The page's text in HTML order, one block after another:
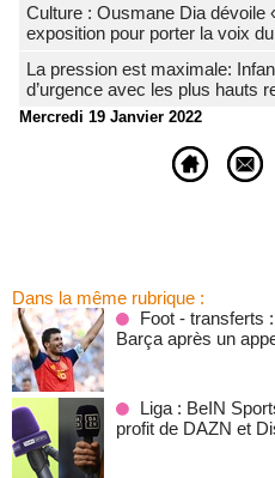
Culture : Ousmane Dia dévoile
exposition pour porter la voix
La pression est maximale:
d’urgence avec les plus hauts
Mercredi 19 Janvier 2022
Dans la même rubrique :
Foot - transferts
Barça après un
Liga : BeIN
profit de DAZN et